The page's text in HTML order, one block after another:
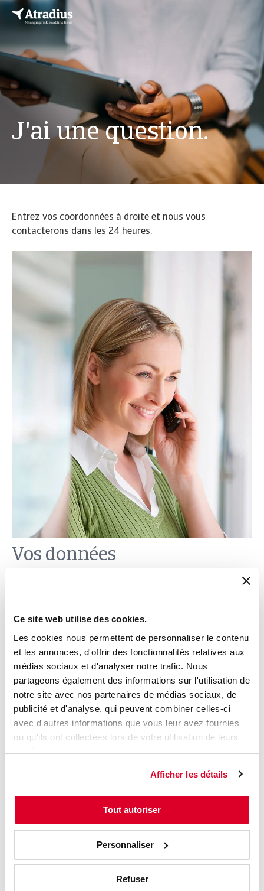
Ce site web utilise des cookies.
Les cookies nous permettent de personnaliser le contenu
et les annonces, d'offrir des fonctionnalités relatives aux
médias sociaux et d'analyser notre trafic. Nous
partageons également des informations sur l'utilisation de
notre site avec nos partenaires de médias sociaux, de
publicité et d'analyse, qui peuvent combiner celles-ci
avec d'autres informations que vous leur avez fournies
ou qu'ils ont collectées lors de votre utilisation de leurs
services.
Afficher les détails
Tout autoriser
Personnaliser
Refuser
J'ai une question.
Entrez vos coordonnées à droite et nous vous
contacterons dans les 24 heures.
Vos données
Votre prénom*
Votre nom
Nom de votre entreprise